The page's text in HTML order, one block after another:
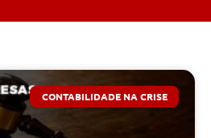
CONTABILIDADE NA CRISE